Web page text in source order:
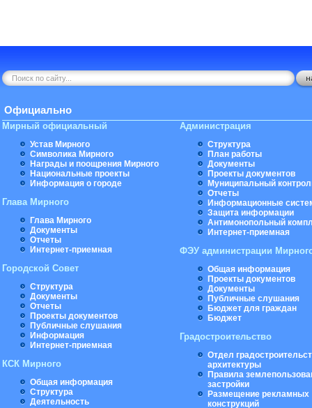
Официально
Мирный официальный
Устав Мирного
Символика Мирного
Награды и поощрения Мирного
Национальные проекты
Информация о городе
Глава Мирного
Глава Мирного
Документы
Отчеты
Интернет-приемная
Городской Совет
Структура
Документы
Отчеты
Проекты документов
Публичные слушания
Информация
Интернет-приемная
КСК Мирного
Общая информация
Структура
Деятельность
Администрация
Структура
План работы
Документы
Проекты документов
Муниципальный
Отчеты
Информационные
Защита информации
Антимонопольный
Интернет-приемная
ФЭУ администрации
Общая информация
Проекты документов
Документы
Публичные слушания
Бюджет для граждан
Бюджет
Градостроительство
Отдел
архитектуры
Правила
застройки
Размещение рекламных
конструкций